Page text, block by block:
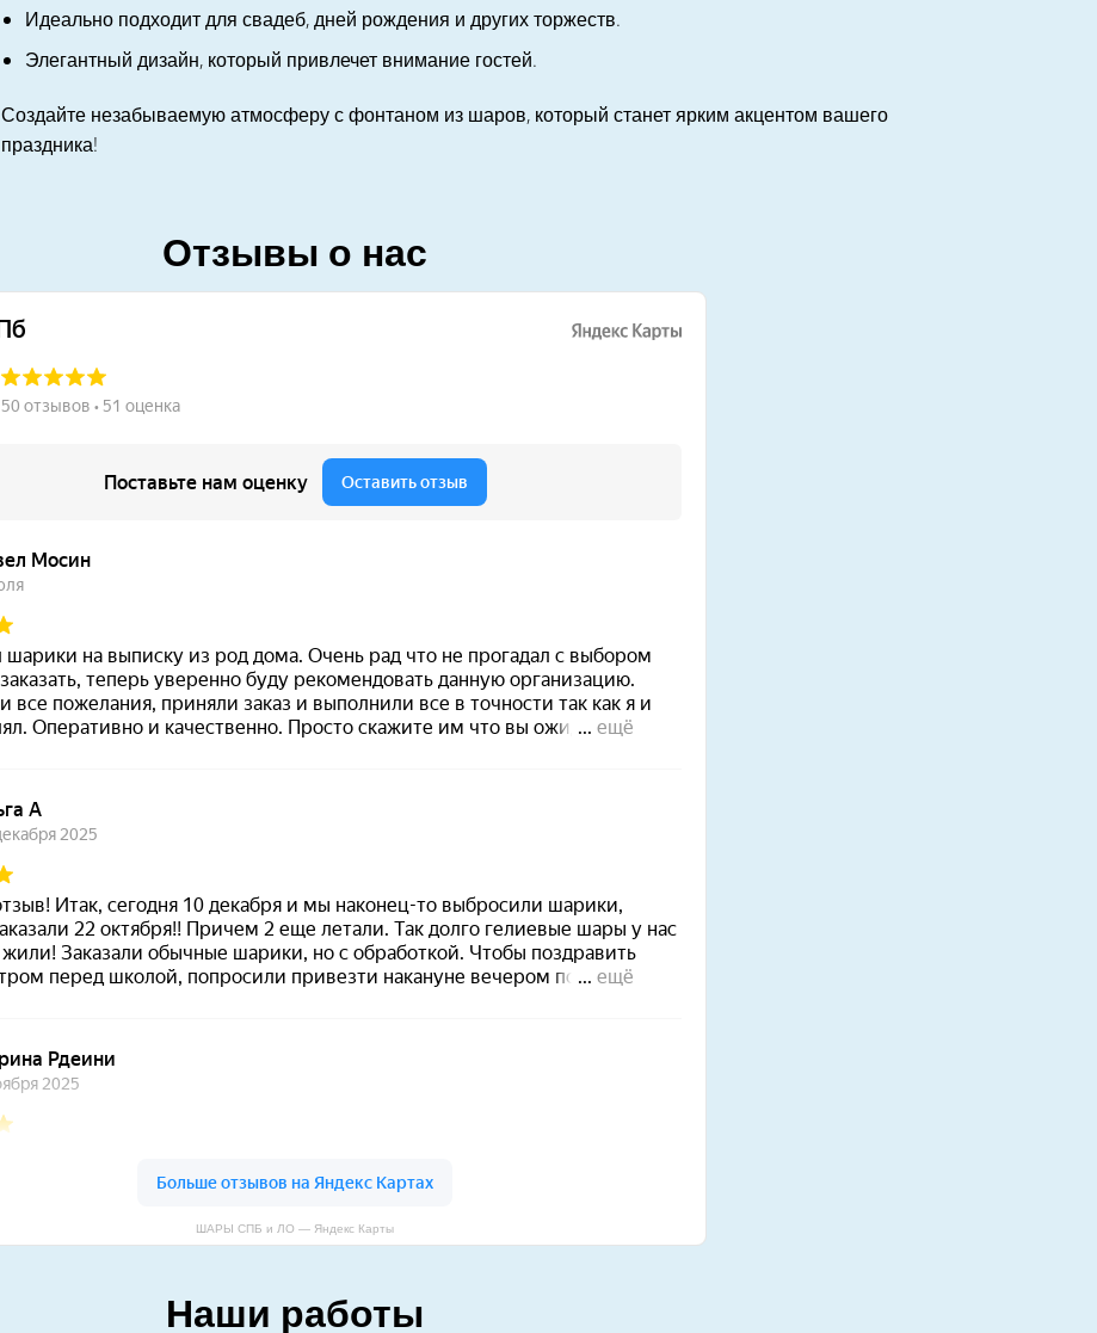
Идеально подходит для свадеб, дней рождения и других торжеств.
Элегантный дизайн, который привлечет внимание гостей.
Создайте незабываемую атмосферу с фонтаном из шаров, который станет ярким акцентом вашего
праздника!
Отзывы о нас
ШАРЫ СПБ и ЛО — Яндекс Карты
Наши работы